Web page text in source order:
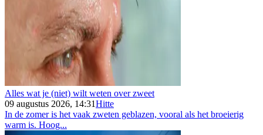
Alles wat je (niet) wilt weten over zweet
09 augustus 2026, 14:31Hitte
In de zomer is het vaak zweten geblazen, vooral als het broeierig
warm is. Hoog...